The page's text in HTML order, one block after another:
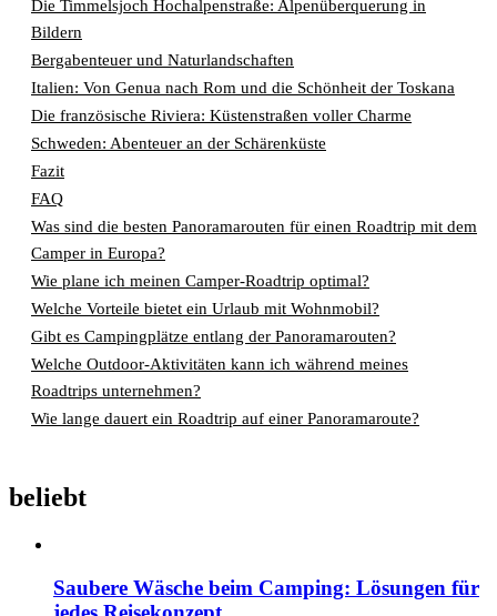
Die Timmelsjoch Hochalpenstraße: Alpenüberquerung in
Bildern
Bergabenteuer und Naturlandschaften
Italien: Von Genua nach Rom und die Schönheit der Toskana
Die französische Riviera: Küstenstraßen voller Charme
Schweden: Abenteuer an der Schärenküste
Fazit
FAQ
Was sind die besten Panoramarouten für einen Roadtrip mit dem
Camper in Europa?
Wie plane ich meinen Camper-Roadtrip optimal?
Welche Vorteile bietet ein Urlaub mit Wohnmobil?
Gibt es Campingplätze entlang der Panoramarouten?
Welche Outdoor-Aktivitäten kann ich während meines
Roadtrips unternehmen?
Wie lange dauert ein Roadtrip auf einer Panoramaroute?
beliebt
Saubere Wäsche beim Camping: Lösungen für